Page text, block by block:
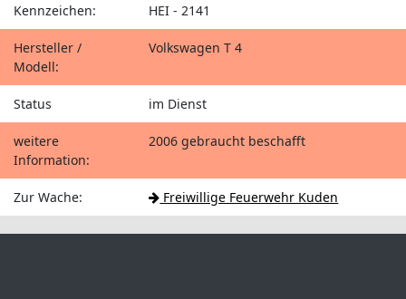
Kennzeichen: HEI - 2141
Hersteller /
Modell:
Volkswagen T 4
Status im Dienst
weitere
Information:
2006 gebraucht beschafft
Zur Wache: Freiwillige Feuerwehr Kuden